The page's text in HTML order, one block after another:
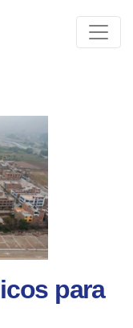
para